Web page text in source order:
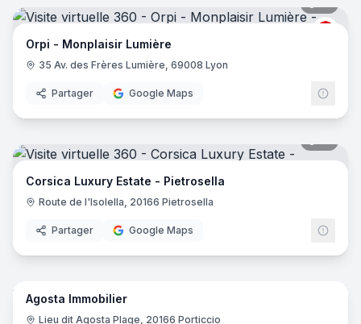
ORPI
Orpi - Monplaisir Lumière
35 Av. des Frères Lumière, 69008 Lyon
Partager Google Maps
Corsica Luxury Estate - Pietrosella
Route de l'Isolella, 20166 Pietrosella
Partager Google Maps
10
Agosta Immobilier
Lieu dit Agosta Plage, 20166 Porticcio